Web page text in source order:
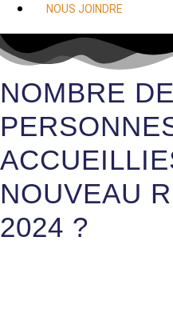
NOUS JOINDRE
NOMBRE DE
NOUVEAU
2024 ?